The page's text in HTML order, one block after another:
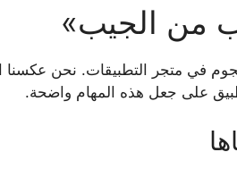
من الجيب»
في متجر التطبيقات. نحن
على جعل هذه المهام واضحة.